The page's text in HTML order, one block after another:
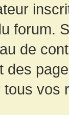
forum.
de
des